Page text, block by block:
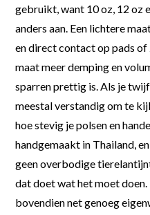
gebruikt, want 10 oz, 12 oz
anders aan. Een lichtere
en direct contact op pads
maat meer demping en
sparren prettig is. Als je
meestal verstandig om te
hoe stevig je polsen en
handgemaakt in Thailand,
geen overbodige
dat doet wat het moet
bovendien net genoeg